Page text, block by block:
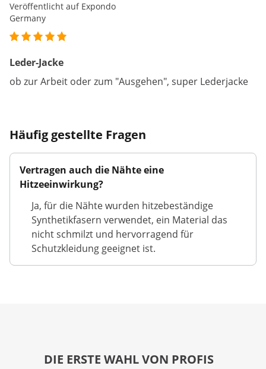
Veröffentlicht auf Expondo
Germany
Leder-Jacke
ob zur Arbeit oder zum "Ausgehen", super Lederjacke
Häufig gestellte Fragen
Vertragen auch die Nähte eine
Hitzeeinwirkung?
Ja, für die Nähte wurden hitzebeständige
Synthetikfasern verwendet, ein Material das
nicht schmilzt und hervorragend für
Schutzkleidung geeignet ist.
DIE ERSTE WAHL VON PROFIS